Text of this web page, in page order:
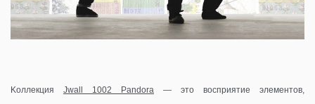
Kоллекция Jwall 1002 Pandora — это восприятие элементов,